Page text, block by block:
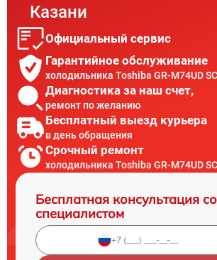
Казани
Официальный сервис
Гарантийное обслуживание
холодильника Toshiba GR-M74UD
Диагностика за наш счет,
ремонт по желанию
Бесплатный выезд курьера
в день обращения
Срочный ремонт
холодильника Toshiba GR-M74UD
Бесплатная консультация со
специалистом